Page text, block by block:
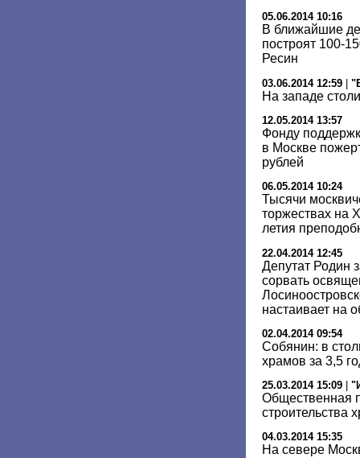
05.06.2014 10:16
В ближайшие
построят 100-
Ресин
03.06.2014 12:59 |
На западе
12.05.2014 13:57
Фонду
в Москве
рублей
06.05.2014 10:24
Тысячи
торжествах на
летия
22.04.2014 12:45
Депутат Родин
сорвать
настаивает на
02.04.2014 09:54
Собянин: в
храмов за 3,5
25.03.2014 15:09
Общественная
строительства
04.03.2014 15:35
На севере